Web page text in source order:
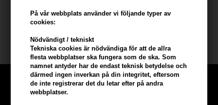
På vår webbplats använder vi följande typer av
cookies:
Nödvändigt / tekniskt
Tekniska cookies är nödvändiga för att de allra
flesta webbplatser ska fungera som de ska. Som
namnet antyder har de endast teknisk betydelse och
därmed ingen inverkan på din integritet, eftersom
de inte registrerar det du letar efter på andra
webbplatser.
1 x Between Sheets Deodorant Stick 75ml